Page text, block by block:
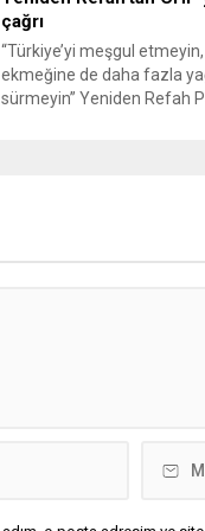
çağrı
“Türkiye’yi meşgul
ekmeğine de daha fazla
sürmeyin” Yeniden Refah
önce anlaşın, kurultay